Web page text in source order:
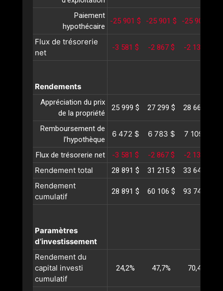
Paiement
hypothécaire
-25 901 $ -25 901 $ -25 901 $
Flux de trésorerie
net
-3 581 $ -2 867 $ -2 131 $
Rendements
Appréciation du prix
de la propriété
25 999 $ 27 299 $ 28 664 $
Remboursement de
l’hypothèque
6 472 $ 6 783 $ 7 109 $
Flux de trésorerie net -3 581 $ -2 867 $ -2 131 $
Rendement total 28 891 $ 31 215 $ 33 642 $
Rendement
cumulatif
28 891 $ 60 106 $ 93 749 $
Paramètres
d’investissement
Rendement du
capital investi
cumulatif
24,2% 47,7% 70,4%